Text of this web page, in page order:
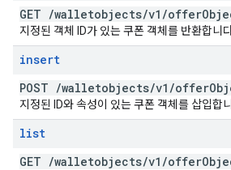
GET /walletobjects/v1 /offer
지정된 객체 ID가 있는 쿠폰 객체를 반환합니
insert
POST /walletobjects/v1 /offer
지정된 ID와 속성이 있는 쿠폰 객체를 삽입합
list
GET /walletobjects/v1 /offer